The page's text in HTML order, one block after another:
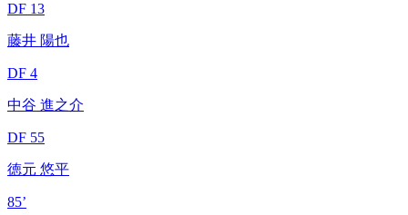
DF 13
藤井 陽也
DF 4
中谷 進之介
DF 55
徳元 悠平
85’